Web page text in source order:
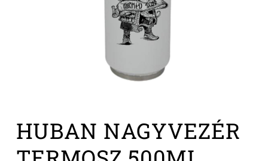
megnyitása
modális
párbeszédpanelen
HUBAN NAGYVEZÉR